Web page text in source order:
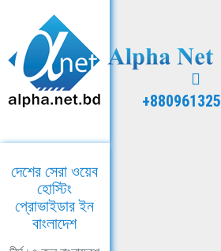
দেশের সেরা ওয়েব
হোস্টিং
প্রোভাইডার ইন
বাংলাদেশ